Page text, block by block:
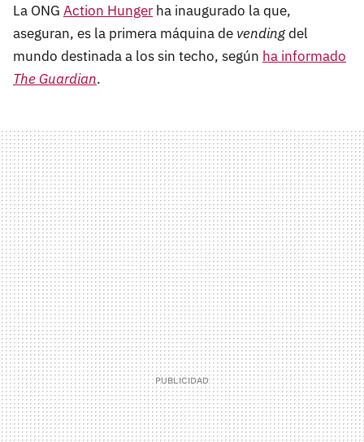
La ONG Action Hunger ha inaugurado la que,
aseguran, es la primera máquina de vendingdel
mundo destinada a los sin techo, según ha informado
The Guardian.